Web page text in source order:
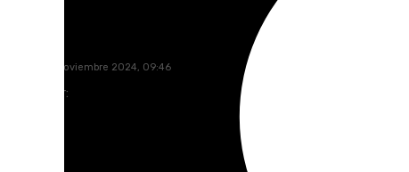
jueves, 14 noviembre 2024, 09:46
Compartir: